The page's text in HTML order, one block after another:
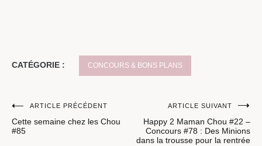
CATÉGORIE : CONCOURS & BONS PLANS
Navigation
de
ARTICLE PRÉCÉDENT
Cette semaine chez les Chou
#85
ARTICLE SUIVANT
Happy 2 Maman Chou #22 –
Concours #78 : Des Minions
dans la trousse pour la rentrée